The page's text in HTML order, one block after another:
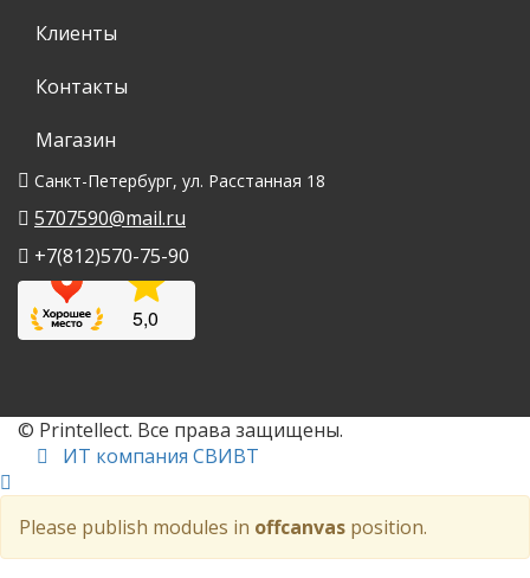
Клиенты
Контакты
Магазин
Санкт-Петербург, ул. Расстанная 18
5707590@mail.ru
+7(812)570-75-90
© Printellect. Все права защищены.
ИТ компания СВИВТ
Please publish modules in offcanvas position.